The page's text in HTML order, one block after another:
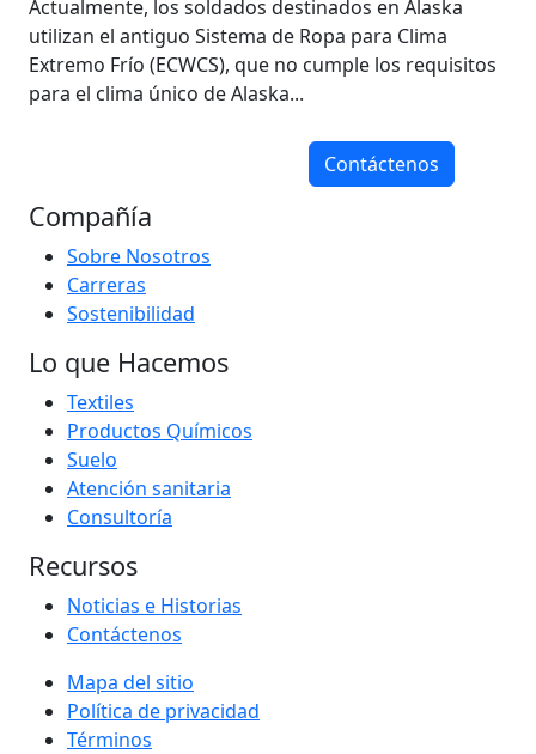
Actualmente, los soldados destinados en Alaska
utilizan el antiguo Sistema de Ropa para Clima
Extremo Frío (ECWCS), que no cumple los requisitos
para el clima único de Alaska...
Contáctenos
Compañía
Sobre Nosotros
Carreras
Sostenibilidad
Lo que Hacemos
Textiles
Productos Químicos
Suelo
Atención sanitaria
Consultoría
Recursos
Noticias e Historias
Contáctenos
Mapa del sitio
Política de privacidad
Términos